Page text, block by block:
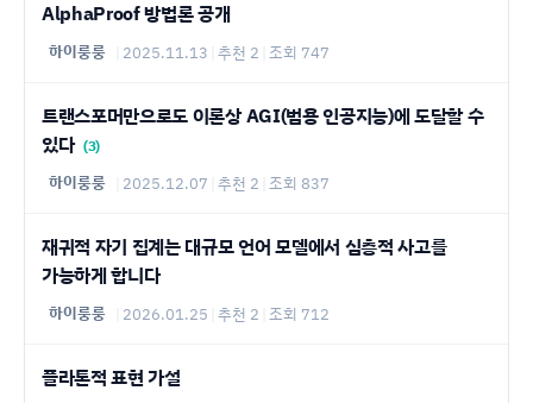
AlphaProof 방법론 공개
하이룽룽 2025.11.13 추천 2 조회 747
트랜스포머만으로도 이론상 AGI(범용 인공지능)에 도달할 수
있다 (3)
하이룽룽 2025.12.07 추천 2 조회 837
재귀적 자기 집계는 대규모 언어 모델에서 심층적 사고를
가능하게 합니다
하이룽룽 2026.01.25 추천 2 조회 712
플라톤적 표현 가설